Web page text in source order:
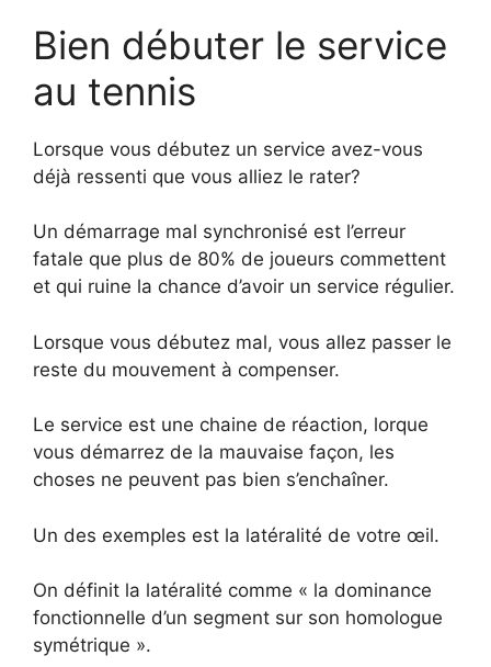
Bien débuter le service
au tennis
Lorsque vous débutez un service avez-vous
déjà ressenti que vous alliez le rater?
Un démarrage mal synchronisé est l’erreur
fatale que plus de 80% de joueurs commettent
et qui ruine la chance d’avoir un service régulier.
Lorsque vous débutez mal, vous allez passer le
reste du mouvement à compenser.
Le service est une chaine de réaction, lorque
vous démarrez de la mauvaise façon, les
choses ne peuvent pas bien s’enchaîner.
Un des exemples est la latéralité de votre œil.
On définit la latéralité comme « la dominance
fonctionnelle d’un segment sur son homologue
symétrique ».